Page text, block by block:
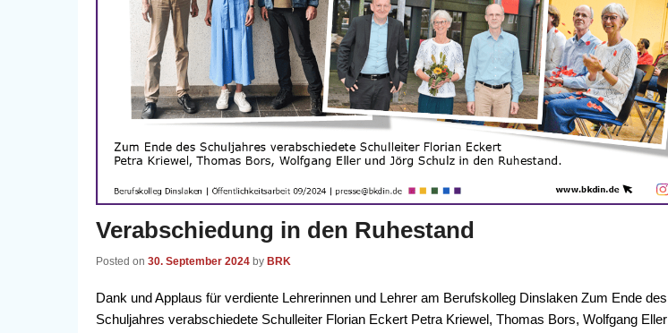
Verabschiedung in den Ruhestand
Posted on 30. September 2024 by BRK
Dank und Applaus für verdiente Lehrerinnen und Lehrer am Berufskolleg Dinslaken Zum Ende des
Schuljahres verabschiedete Schulleiter Florian Eckert Petra Kriewel, Thomas Bors, Wolfgang Eller